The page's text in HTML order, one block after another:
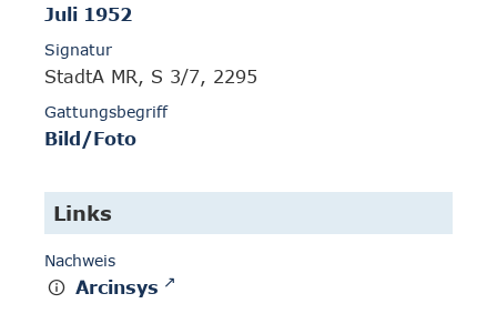
Juli 1952
Signatur
StadtA MR, S 3/7, 2295
Gattungsbegriff
Bild/Foto
Links
Nachweis
Arcinsys